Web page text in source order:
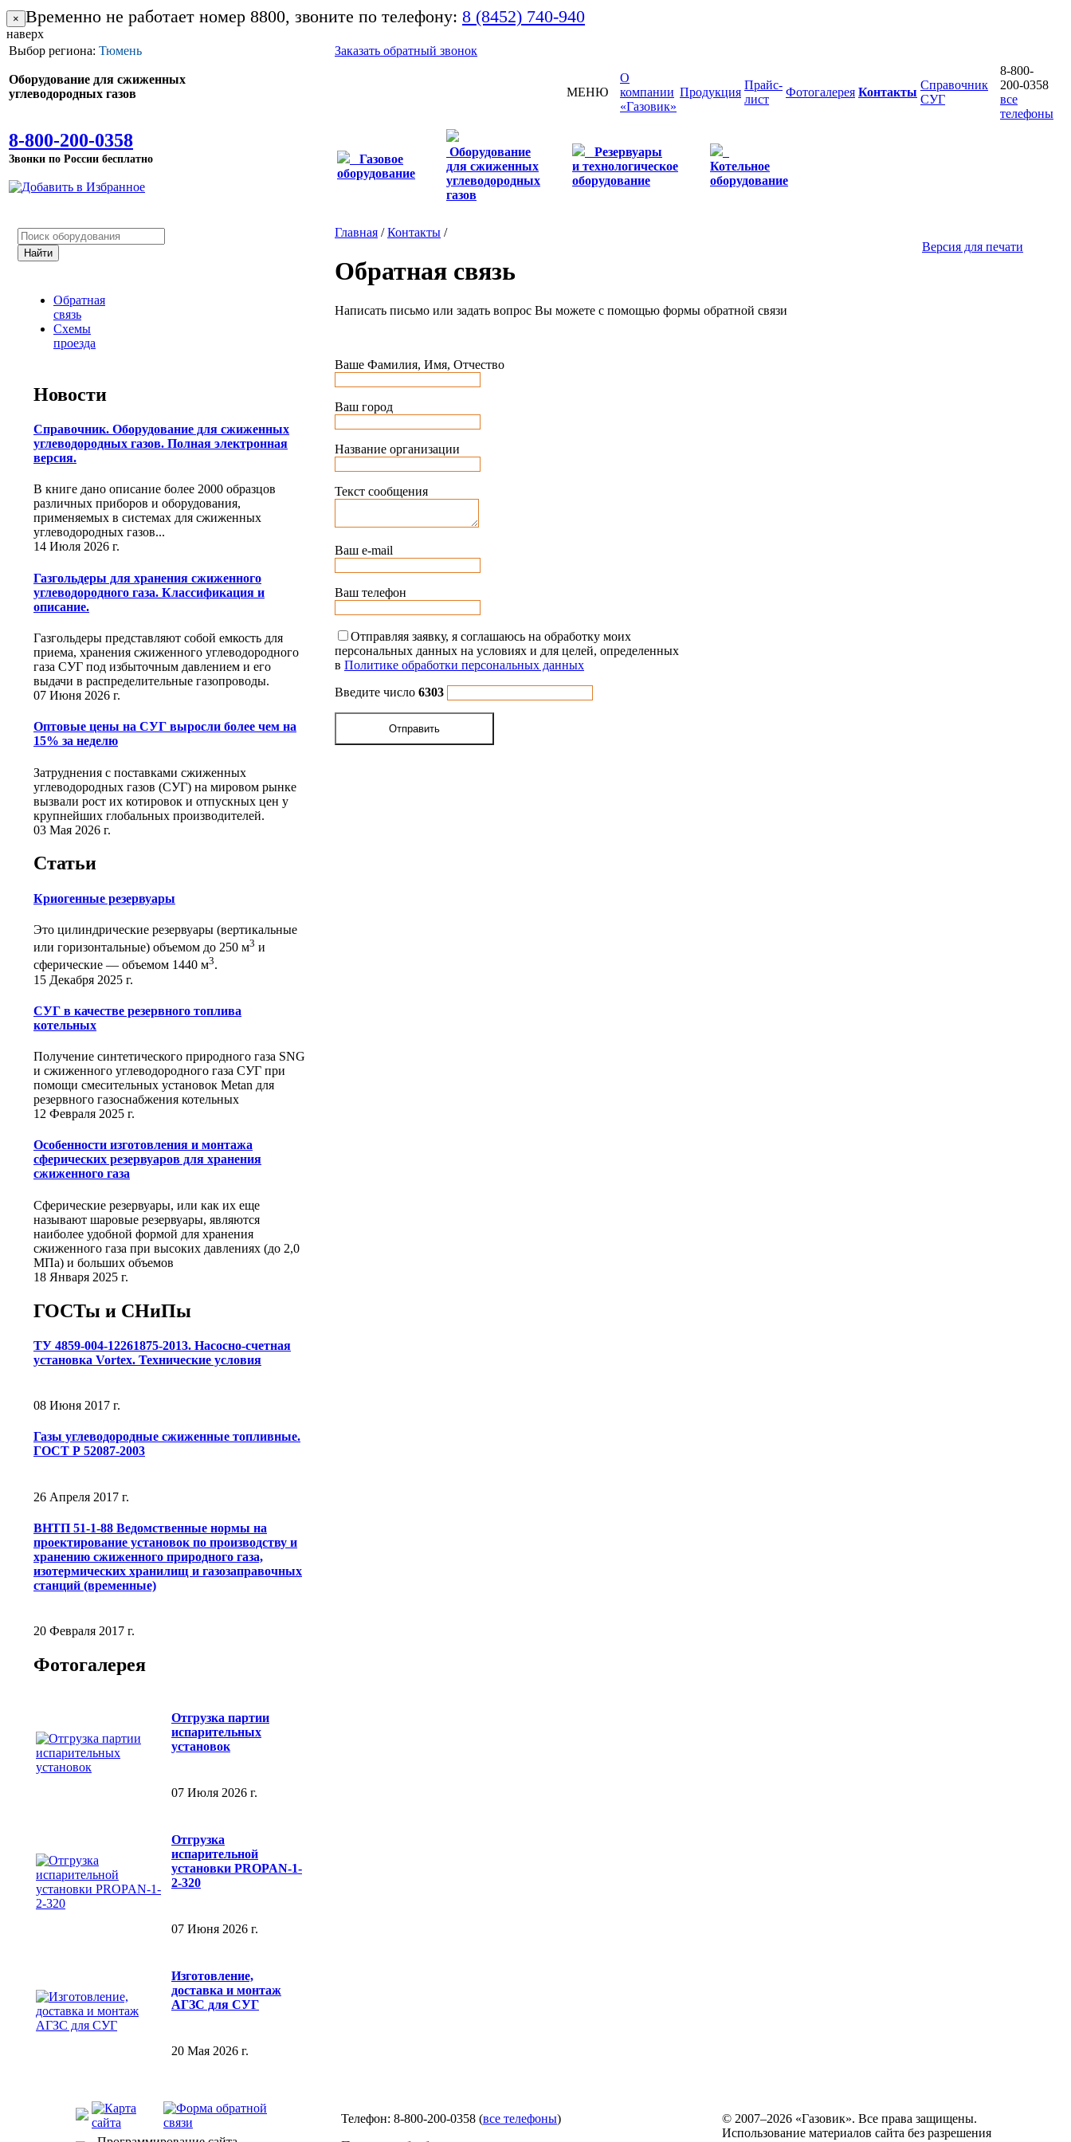
× Временно не работает номер 8800, звоните по телефону: 8 (8452) 740-940
наверх
Выбор региона: Тюмень
Оборудование для сжиженных
углеводородных газов
8-800-200-0358
Звонки по России бесплатно
Заказать обратный звонок
МЕНЮ
О
компании
«Газовик»
Продукция
Прайс-
лист
Фотогалерея Контакты
Справочник
СУГ
8-800-
200-0358
все
телефоны
Газовое
оборудование
Оборудование
для сжиженных
углеводородных
газов
Резервуары
и технологическое
оборудование
Котельное
оборудование
Обратная
связь
Схемы
проезда
Новости
Справочник. Оборудование для сжиженных
углеводородных газов. Полная электронная
версия.
В книге дано описание более 2000 образцов
различных приборов и оборудования,
применяемых в системах для сжиженных
углеводородных газов...
14 Июля 2026 г.
Газгольдеры для хранения сжиженного
углеводородного газа. Классификация и
описание.
Газгольдеры представляют собой емкость для
приема, хранения сжиженного углеводородного
газа СУГ под избыточным давлением и его
выдачи в распределительные газопроводы.
07 Июня 2026 г.
Оптовые цены на СУГ выросли более чем на
15% за неделю
Затруднения с поставками сжиженных
углеводородных газов (СУГ) на мировом рынке
вызвали рост их котировок и отпускных цен у
крупнейших глобальных производителей.
03 Мая 2026 г.
Статьи
Криогенные резервуары
Это цилиндрические резервуары (вертикальные
или горизонтальные) объемом до 250 м3 и
сферические ― объемом 1440 м3.
15 Декабря 2025 г.
СУГ в качестве резервного топлива
котельных
Получение синтетического природного газа SNG
и сжиженного углеводородного газа СУГ при
помощи смесительных установок Metan для
резервного газоснабжения котельных
12 Февраля 2025 г.
Особенности изготовления и монтажа
сферических резервуаров для хранения
сжиженного газа
Сферические резервуары, или как их еще
называют шаровые резервуары, являются
наиболее удобной формой для хранения
сжиженного газа при высоких давлениях (до 2,0
МПа) и больших объемов
18 Января 2025 г.
ГОСТы и СНиПы
ТУ 4859-004-12261875-2013. Насосно-счетная
установка Vortex. Технические условия
08 Июня 2017 г.
Газы углеводородные сжиженные топливные.
ГОСТ Р 52087-2003
26 Апреля 2017 г.
ВНТП 51-1-88 Ведомственные нормы на
проектирование установок по производству и
хранению сжиженного природного газа,
изотермических хранилищ и газозаправочных
станций (временные)
20 Февраля 2017 г.
Фотогалерея
Отгрузка партии
испарительных
установок
07 Июля 2026 г.
Отгрузка
испарительной
установки PROPAN-1-
2-320
07 Июня 2026 г.
Изготовление,
доставка и монтаж
АГЗС для СУГ
20 Мая 2026 г.
Главная /Контакты /
Версия для печати
Обратная связь
Написать письмо или задать вопрос Вы можете с помощью формы обратной связи
Ваше Фамилия, Имя, Отчество
Ваш город
Название организации
Текст сообщения
Ваш e-mail
Ваш телефон
Отправляя заявку, я соглашаюсь на обработку моих
персональных данных на условиях и для целей, определенных
в Политике обработки персональных данных
Введите число 6303
Отправить
Телефон: 8-800-200-0358 (все телефоны)
© 2007–2026 «Газовик». Все права защищены.
Использование материалов сайта без разрешения